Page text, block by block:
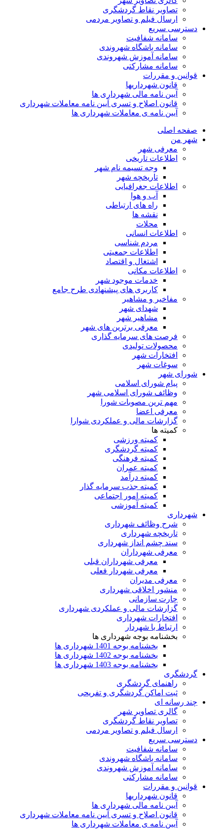
تصاویر نقاط گردشگری
ارسال فیلم و تصاویر مردمی
دسترسی سریع
سامانه شفافیت
سامانه باشگاه شهروندی
سامانه آموزش شهروندی
سامانه مشارکتی
قوانین و مقررات
قانون شهرداریها
آیین نامه مالی شهرداری ها
قانون اصلاح و تسری آیین نامه معاملات شهرداری
آیین نامه ی معاملات شهرداری ها
صفحه اصلی
شهر من
معرفی شهر
اطلاعات تاریخی
وجه تسیمه نام شهر
تاریخچه شهر
اطلاعات جغرافیایی
آب و هوا
راه های ارتباطی
نقشه ها
محلات
اطلاعات انسانی
مردم شناسی
اطلاعات جمعیتی
اشتغال و اقتصاد
اطلاعات مکانی
خدمات موجود شهر
کاربری های پیشنهادی طرح جامع
مفاخیر و مشاهیر
شهدای شهر
مشاهیر شهر
معرفی برترین های شهر
فرصت های سرمایه گذاری
محصولات تولیدی
افتخارات شهر
سوغات شهر
شورای شهر
پیام شورای اسلامی
وظائف شورای اسلامی شهر
مهم ترین مصوبات شورا
معرفی اعضا
گزارشات مالی و عملکردی شوارا
کمیته ها
کمیته ورزشی
کمیته گردشگری
کمیته فرهنگی
کمیته عمران
کمیته درآمد
کمیته جذب سرمایه گذار
کمیته امور اجتماعی
کمیته آموزشی
شهرداری
شرح وظائف شهرداری
تاریخچه شهرداری
سند چشم انداز شهرداری
معرفی شهرداران
معرفی شهرداران قبلی
معرفی شهردار فعلی
معرفی مدیران
منشور اخلاقی شهرداری
چارت سازمانی
گزارشات مالی و عملکردی شهرداری
افتخارات شهرداری
ارتباط با شهردار
بخشنامه بوجه شهرداری ها
بخشنامه بوجه 1401 شهرداری ها
بخشنامه بوجه 1402 شهرداری ها
بخشنامه بوجه 1403 شهرداری ها
گردشگری
راهنمای گردشگری
ثبت اماکن گردشگری و تفریحی
چند رسانه ای
گالری تصاویر شهر
تصاویر نقاط گردشگری
ارسال فیلم و تصاویر مردمی
دسترسی سریع
سامانه شفافیت
سامانه باشگاه شهروندی
سامانه آموزش شهروندی
سامانه مشارکتی
قوانین و مقررات
قانون شهرداریها
آیین نامه مالی شهرداری ها
قانون اصلاح و تسری آیین نامه معاملات شهرداری
آیین نامه ی معاملات شهرداری ها